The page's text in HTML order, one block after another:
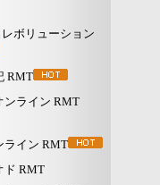
ボリューション
RMT
ンライン RMT
ライン RMT
ド RMT